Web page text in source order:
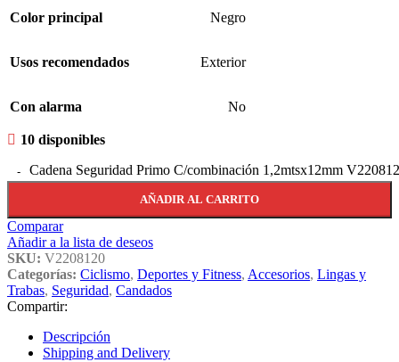
Color principal Negro
Usos recomendados Exterior
Con alarma No
10 disponibles
Cadena Seguridad Primo C/combinación 1,2mtsx12mm
AÑADIR AL CARRITO
Comparar
Añadir a la lista de deseos
SKU: V2208120
Categorías: Ciclismo, Deportes y Fitness, Accesorios, Lingas y
Trabas, Seguridad, Candados
Compartir:
Descripción
Shipping and Delivery